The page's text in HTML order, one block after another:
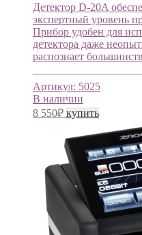
Детектор D-20A
экспертный уровень
Прибор удобен для
детектора даже
распознает
Артикул: 5025
В наличии
8 550₽ купить